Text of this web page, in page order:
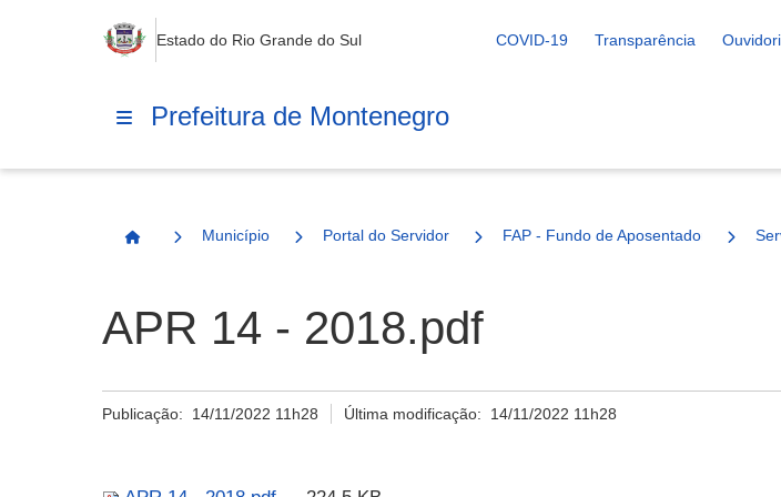
Estado do Rio Grande do Sul COVID-19 Transparência
Prefeitura de Montenegro
Página Inicial
Município Portal do Servidor FAP - Fundo de Aposentadoria e
APR 14 - 2018.pdf
Publicação: 14/11/2022 11h28 Última modificação: 14/11/2022 11h28